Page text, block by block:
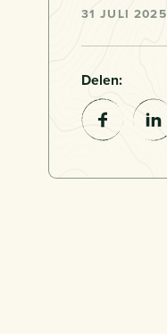
31 JULI 2025
Delen: